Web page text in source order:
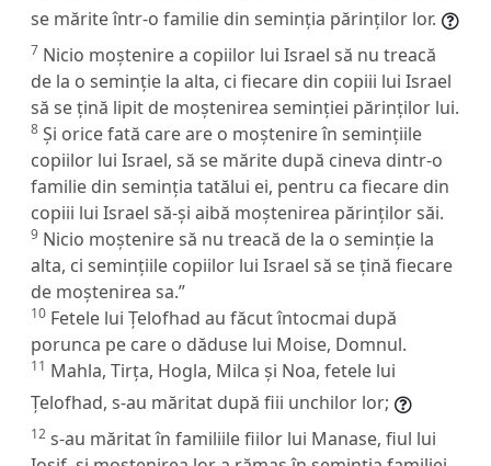
se mărite într-o familie din seminția părinților lor.
7 Nicio moștenire a copiilor lui Israel să nu treacă
de la o seminție la alta, ci fiecare din copiii lui Israel
să se țină lipit de moștenirea seminției părinților lui.
8 Și orice fată care are o moștenire în semințiile
copiilor lui Israel, să se mărite după cineva dintr-o
familie din seminția tatălui ei, pentru ca fiecare din
copiii lui Israel să-și aibă moștenirea părinților săi.
9 Nicio moștenire să nu treacă de la o seminție la
alta, ci semințiile copiilor lui Israel să se țină fiecare
de moștenirea sa.”
10 Fetele lui Țelofhad au făcut întocmai după
porunca pe care o dăduse lui Moise, Domnul.
11 Mahla, Tirța, Hogla, Milca și Noa, fetele lui
Țelofhad, s-au măritat după fiii unchilor lor;
12 s-au măritat în familiile fiilor lui Manase, fiul lui